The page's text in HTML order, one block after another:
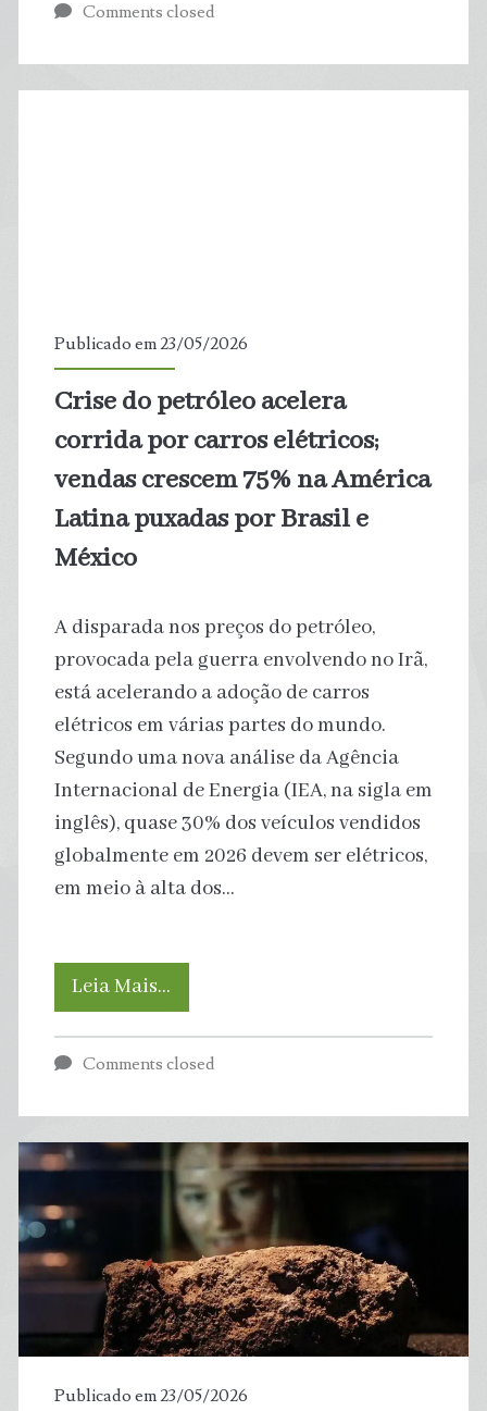
para
Comments closed
Publicado em 23/05/2026
Crise do petróleo acelera
corrida por carros elétricos;
vendas crescem 75% na América
Latina puxadas por Brasil e
México
A disparada nos preços do petróleo,
provocada pela guerra envolvendo no Irã,
está acelerando a adoção de carros
elétricos em várias partes do mundo.
Segundo uma nova análise da Agência
Internacional de Energia (IEA, na sigla em
inglês), quase 30% dos veículos vendidos
globalmente em 2026 devem ser elétricos,
em meio à alta dos…
Leia Mais…
do
corrida
por
carros
elétricos;
Comments closed
Publicado em 23/05/2026